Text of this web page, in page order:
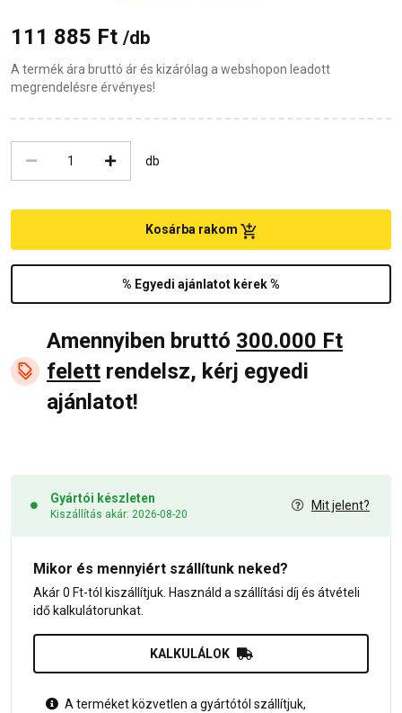
111 885 Ft /db
A termék ára bruttó ár és kizárólag a webshopon leadott
megrendelésre érvényes!
db
% Egyedi ajánlatot kérek %
Kosárba rakom
Amennyiben bruttó 300.000 Ft
felett rendelsz, kérj egyedi
ajánlatot!
Gyártói készleten
Kiszállítás akár: 2026-08-20
Mit jelent?
Mikor és mennyiért szállítunk neked?
Akár 0 Ft-tól kiszállítjuk. Használd a szállítási díj és átvételi
idő kalkulátorunkat.
KALKULÁLOK
A terméket közvetlen a gyártótól szállítjuk,